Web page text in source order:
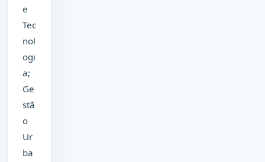
e
Tec
nol
ogi
a;
Ge
stã
o
Ur
ba